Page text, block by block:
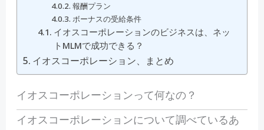
報酬プラン
ボーナスの受給条件
イオスコーポレーションのビジネスは、ネッ
トMLMで成功できる？
イオスコーポレーション、まとめ
イオスコーポレーションって何なの？
イオスコーポレーションについて調べているあ